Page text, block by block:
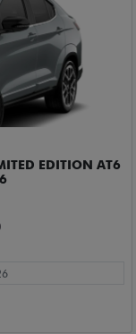
EDITION AT6